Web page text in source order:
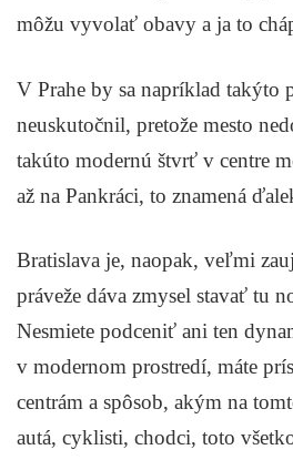
môžu vyvolať obavy a ja to
V Prahe by sa napríklad takýto
neuskutočnil, pretože mesto
takúto modernú štvrť v centre
až na Pankráci, to znamená
Bratislava je, naopak, veľmi
práveže dáva zmysel stavať tu
Nesmiete podceniť ani ten
v modernom prostredí, máte
centrám a spôsob, akým na
autá, cyklisti, chodci, toto